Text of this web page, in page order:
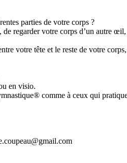
parties de votre corps ?
regarder votre corps d’un autre
votre tête et le reste de votre
en visio.
comme à ceux qui